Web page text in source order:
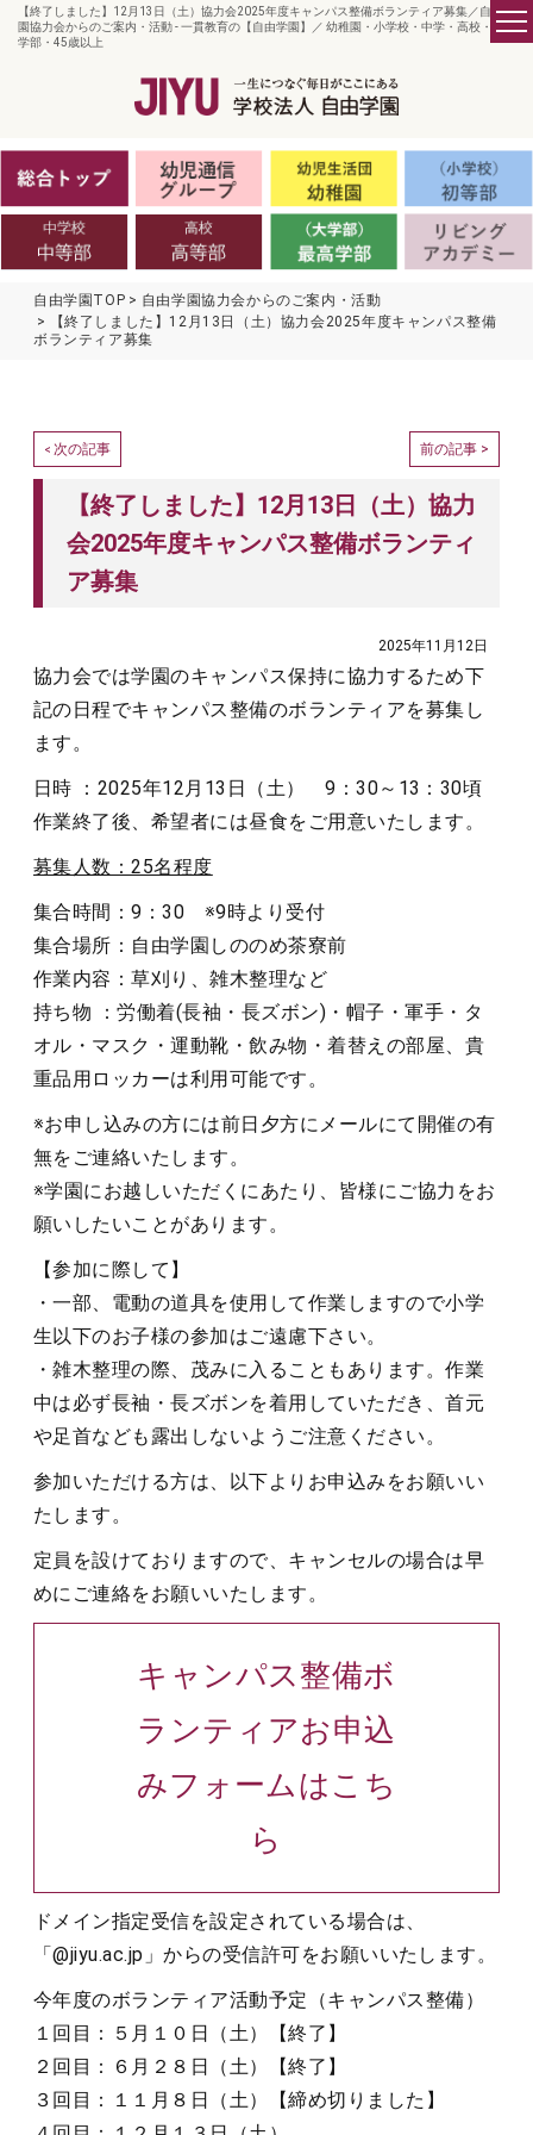
【終了しました】12月13日（土）協力会2025年度キャンパス整備ボランティア募集／自由学
園協力会からのご案内・活動 - 一貫教育の【自由学園】／ 幼稚園・小学校・中学・高校・大
学部・45歳以上
自由学園TOP
自由学園協力会からのご案内・活動
【終了しました】12月13日（土）協力会2025年度キャンパス整備
ボランティア募集
< 次の記事 前の記事 >
【終了しました】12月13日（土）協力
会2025年度キャンパス整備ボランティ
ア募集
2025年11月12日
協力会では学園のキャンパス保持に協力するため下
記の日程でキャンパス整備のボランティアを募集し
ます。
日時 ：2025年12月13日（土） 9：30～13：30頃
作業終了後、希望者には昼食をご用意いたします。
募集人数：25名程度
集合時間：9：30 ※9時より受付
集合場所：自由学園しののめ茶寮前
作業内容：草刈り、雑木整理など
持ち物 ：労働着(長袖・長ズボン)・帽子・軍手・タ
オル・マスク・運動靴・飲み物・着替えの部屋、貴
重品用ロッカーは利用可能です。
※お申し込みの方には前日夕方にメールにて開催の有
無をご連絡いたします。
※学園にお越しいただくにあたり、皆様にご協力をお
願いしたいことがあります。
【参加に際して】
・一部、電動の道具を使用して作業しますので小学
生以下のお子様の参加はご遠慮下さい。
・雑木整理の際、茂みに入ることもあります。作業
中は必ず長袖・長ズボンを着用していただき、首元
や足首なども露出しないようご注意ください。
参加いただける方は、以下よりお申込みをお願いい
たします。
定員を設けておりますので、キャンセルの場合は早
めにご連絡をお願いいたします。
キャンパス整備ボ
ランティアお申込
みフォームはこち
ら
ドメイン指定受信を設定されている場合は、
「@jiyu.ac.jp」からの受信許可をお願いいたします。
今年度のボランティア活動予定（キャンパス整備）
１回目：５月１０日（土）【終了】
２回目：６月２８日（土）【終了】
３回目：１１月８日（土）【締め切りました】